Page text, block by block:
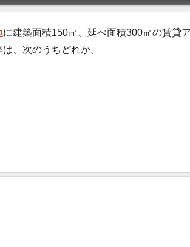
に建築面積150㎡、延べ面積300㎡の賃貸
、次のうちどれか。